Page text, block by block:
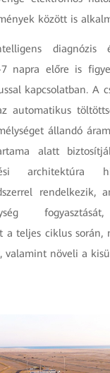
között is
diagnózis
napra előre is
kapcsolatban. A
automatikus
állandó
alatt
rendelkezik,
a teljes ciklus során,
valamint növeli a